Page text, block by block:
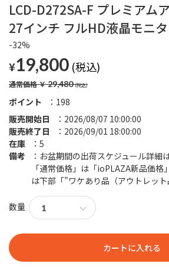
LCD-D272SA-F プレミアム
27インチ フルHD液晶モニ
-32%
¥19,800
通常価格￥29,480
販売開始日
2026/08/07 10:00:00
販売終了日
2026/09/01 18:00:00
ポイント 198
在庫
5
備考
お盆期間の出荷スケジュール詳細
「通常価格」は「ioPLAZA新品価
は下部「”ワケあり品（アウトレット
数量